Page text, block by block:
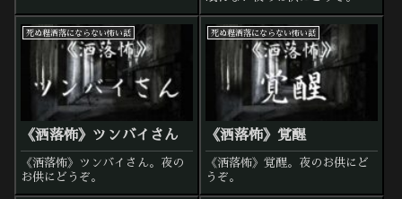
死ぬ程洒落にならない怖い話
《洒落怖》ツンバイさん
《洒落怖》ツンバイさん。夜の
お供にどうぞ。
死ぬ程洒落にならない怖い話
《洒落怖》覚醒
《洒落怖》覚醒。夜のお供にど
うぞ。